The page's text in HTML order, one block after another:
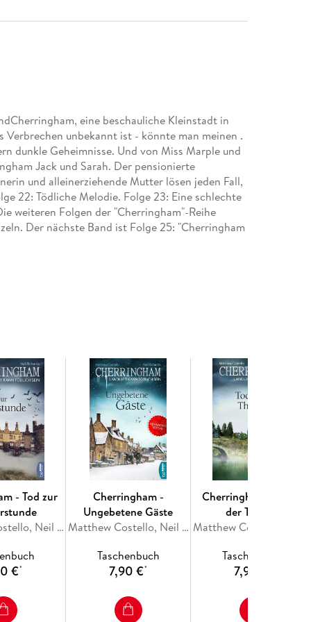
eine beschauliche Kleinstadt in
unbekannt ist - könnte man meinen .
dunkle Geheimnisse. Und von Miss Marple und
Jack und Sarah. Der pensionierte
und alleinerziehende Mutter lösen jeden Fall,
22: Tödliche Melodie. Folge 23: Eine schlechte
weiteren Folgen der "Cherringham"-Reihe
Der nächste Band ist Folge 25: "Cherringham
- Tod zur
Matthew Costello, Neil Richards
€*
Cherringham -
Ungebetene Gäste
Matthew Costello, Neil Richards
Taschenbuch
7,90 €*
Cherringham - Tod in
der Themse
Taschenbuch
7,90 €